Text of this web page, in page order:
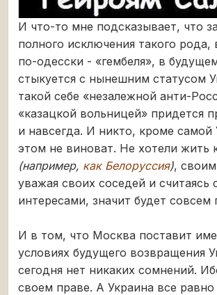
И что-то мне подсказывает, что
полного исключения такого рода,
по-одесски - «гембеля», в
стыкуется с нынешним статусом
такой себе «незалежной анти-
«казацкой вольницей» придется
и навсегда. И никто, кроме самой
этом не виноват. Не хотели жить
(например, как Белоруссия),
уважая своих соседей и считаясь
интересами, значит будет совсем
И в том, что Москва поставит
условиях будущего возвращения
сегодня нет никаких сомнений.
своем праве. А Украина все равно